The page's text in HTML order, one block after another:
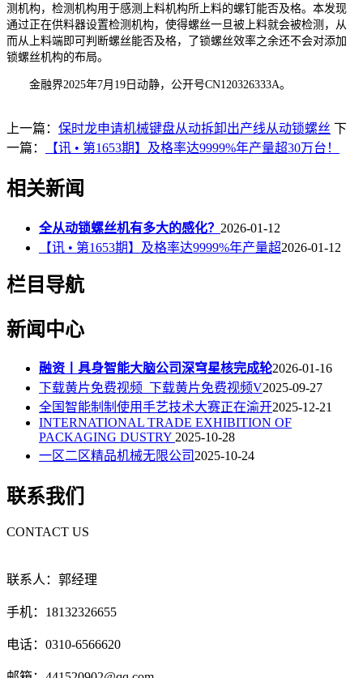
测机构，检测机构用于感测上料机构所上料的螺钉能否及格。本发现
通过正在供料器设置检测机构，使得螺丝一旦被上料就会被检测，从
而从上料端即可判断螺丝能否及格，了锁螺丝效率之余还不会对添加
锁螺丝机构的布局。
金融界2025年7月19日动静，公开号CN120326333A。
上一篇： 保时龙申请机械键盘从动拆卸出产线从动锁螺丝 下
一篇：
【讯 • 第1653期】及格率达9999%年产量超30万台！
相关新闻
全从动锁螺丝机有多大的感化？ 2026-01-12
【讯 • 第1653期】及格率达9999%年产量超2026-01-12
栏目导航
新闻中心
融资丨具身智能大脑公司深穹星核完成轮2026-01-16
下载黄片免费视频_下载黄片免费视频V2025-09-27
全国智能制制使用手艺技术大赛正在渝开2025-12-21
INTERNATIONAL TRADE EXHIBITION OF
PACKAGING DUSTRY 2025-10-28
一区二区精品机械无限公司2025-10-24
联系我们
CONTACT US
联系人：郭经理
手机：18132326655
电话：0310-6566620